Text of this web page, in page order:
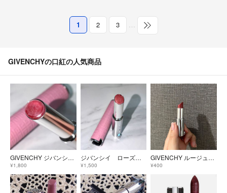
1 2 3 …
GIVENCHYの口紅の人気商品
GIVENCHY ジバンシイ リップバーム ローズパーフェクト 37
¥1,800
ジバンシイ ローズパーフェクト525 訳あり新品
¥1,500
GIVENCHY ルージュ・ジバンシイ 口紅
¥400